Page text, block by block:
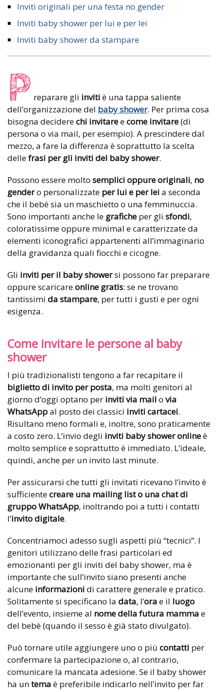
Inviti originali per una festa no gender
Inviti baby shower per lui e per lei
Inviti baby shower da stampare
P reparare gli inviti è una tappa saliente
dell’organizzazione del baby shower. Per prima cosa
bisogna deciderechi invitareecome invitare(di
persona o via mail, per esempio). A prescindere dal
mezzo, a fare la differenza è soprattutto la scelta
dellefrasi per gli inviti del baby shower.
Possono essere molto semplici oppure originali, no
gendero personalizzate per lui e per lei a seconda
che il bebè sia un maschietto o una femminuccia.
Sono importanti anche le grafiche per gli sfondi,
coloratissime oppure minimal e caratterizzate da
elementi iconografici appartenenti all’immaginario
della gravidanza quali fiocchi e cicogne.
Gli inviti per il baby showersi possono far preparare
oppure scaricareonline gratis: se ne trovano
tantissimi da stampare, per tutti i gusti e per ogni
esigenza.
Come invitare le persone al baby
shower
I più tradizionalisti tengono a far recapitare il
biglietto di invito per posta, ma molti genitori al
giorno d’oggi optano per inviti via mail o via
WhatsAppal posto dei classici inviti cartacei.
Risultano meno formali e, inoltre, sono praticamente
a costo zero. L’invio degli inviti baby shower onlineè
molto semplice e soprattutto è immediato. L’ideale,
quindi, anche per un invito last minute.
Per assicurarsi che tutti gli invitati ricevano l’invito è
sufficientecreare una mailing listo una chat di
gruppo WhatsApp, inoltrando poi a tutti i contatti
l’invito digitale.
Concentriamoci adesso sugli aspetti più “tecnici”. I
genitori utilizzano delle frasi particolari ed
emozionanti per gli inviti del baby shower, ma è
importante che sull’invito siano presenti anche
alcune informazioni di carattere generale e pratico.
Solitamente si specificano la data, l’ora e il luogo
dell’evento, insieme al nome della futura mamma e
del bebè (quando il sesso è già stato divulgato).
Può tornare utile aggiungere uno o più contatti per
confermare la partecipazione o, al contrario,
comunicare la mancata adesione. Se il baby shower
ha untema è preferibile indicarlo nell’invito per far